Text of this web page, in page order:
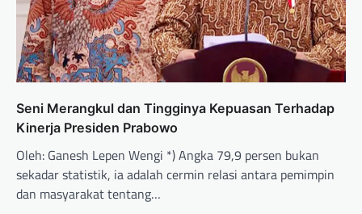
Seni Merangkul dan Tingginya Kepuasan Terhadap
Kinerja Presiden Prabowo
Oleh: Ganesh Lepen Wengi *) Angka 79,9 persen bukan
sekadar statistik, ia adalah cermin relasi antara pemimpin
dan masyarakat tentang…